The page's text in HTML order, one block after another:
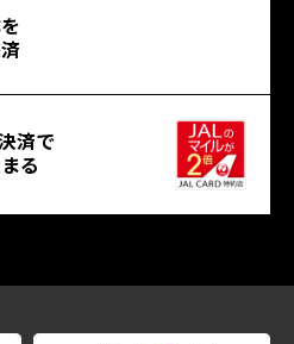
済で
る